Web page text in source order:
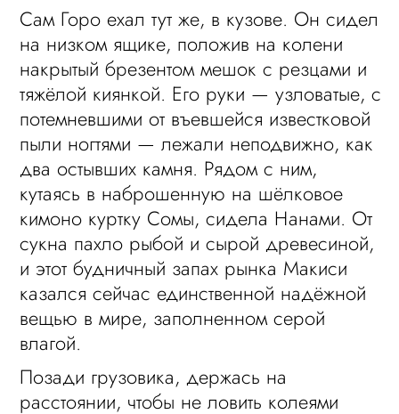
Сам Горо ехал тут же, в кузове. Он сидел
на низком ящике, положив на колени
накрытый брезентом мешок с резцами и
тяжёлой киянкой. Его руки — узловатые, с
потемневшими от въевшейся известковой
пыли ногтями — лежали неподвижно, как
два остывших камня. Рядом с ним,
кутаясь в наброшенную на шёлковое
кимоно куртку Сомы, сидела Нанами. От
сукна пахло рыбой и сырой древесиной,
и этот будничный запах рынка Макиси
казался сейчас единственной надёжной
вещью в мире, заполненном серой
влагой.
Позади грузовика, держась на
расстоянии, чтобы не ловить колеями